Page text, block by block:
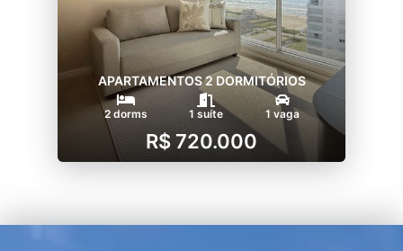
APARTAMENTOS 2 DORMITÓRIOS
2 dorms 1 suíte 1 vaga
R$ 720.000